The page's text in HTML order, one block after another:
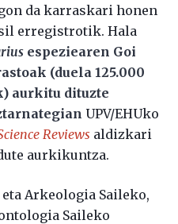
da karraskari honen
erregistrotik. Hala
espeziearen Goi
(duela 125.000
aurkitu dituzte
UPV/EHUko
Reviews aldizkari
aurkikuntza.
Arkeologia Saileko,
Saileko